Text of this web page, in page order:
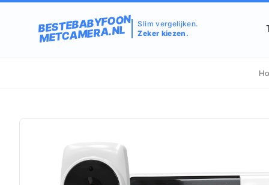
BESTEBABYFOON
METCAMERA.NL
Slim vergelijken.
Zeker kiezen.